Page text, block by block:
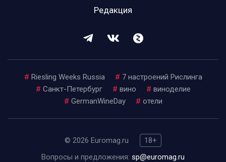
Редакция
# Riesling Weeks Russia # 7 настроений Рислинга
# Санкт-Петербург # вино # виноделие
# GermanWineDay # отели
© 2026 Euromag.ru
18+
Вопросы и предложения: sp@euromag.ru